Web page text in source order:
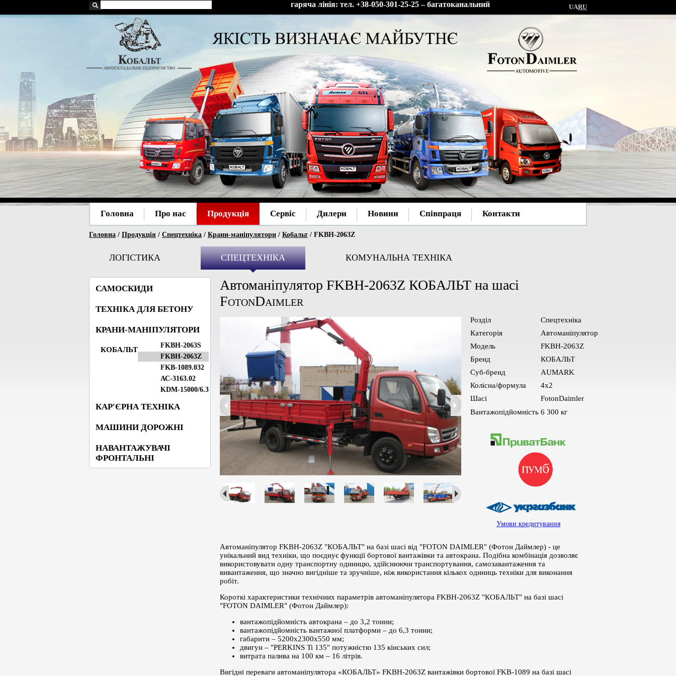
гаряча лінія: тел. +38-050-301-25-25 – багатоканальний UARU
Головна Про нас Продукція Сервіс Дилери Новини Співпраця Контакти
Головна / Продукція / Спецтехніка / Крани-маніпулятори / Кобальт / FKBH-2063Z
ЛОГІСТИКА СПЕЦТЕХНІКА КОМУНАЛЬНА ТЕХНІКА
САМОСКИДИ
ТЕХНІКА ДЛЯ БЕТОНУ
КРАНИ-МАНІПУЛЯТОРИ
КОБАЛЬТ
FKBН-2063S
FKBH-2063Z
FKB-1089.032
АС-3163.02
KDM-15000/6.3
КАР'ЄРНА ТЕХНІКА
МАШИНИ ДОРОЖНІ
НАВАНТАЖУВАЧІ
ФРОНТАЛЬНІ
Автоманіпулятор FKBH-2063Z КОБАЛЬТ на шасі
FOTONDAIMLER
Розділ
Спецтехніка
Категорія
Автоманіпулятор
Модель
FKBH-2063Z
Бренд
КОБАЛЬТ
Суб-бренд
AUMARK
Колiсна/формула
4х2
Шасі
FotonDaimler
Вантажопідйомність 6 300 кг
Умови кредитування
Автоманіпулятор FKBН-2063Z "КОБАЛЬТ" на базі шасі від "FOTON DAIMLER" (Фотон Даймлер) - це
унікальний вид техніки, що поєднує функції бортової вантажівки та автокрана. Подібна комбінація дозволяє
використовувати одну транспортну одиницю, здійснюючи транспортування, самозавантаження та
вивантаження, що значно вигідніше та зручніше, ніж використання кількох одиниць техніки для виконання
робіт.
Короткі характеристики технічних параметрів автоманіпулятора FKBН-2063Z "КОБАЛЬТ" на базі шасі
"FOTON DAIMLER" (Фотон Даймлер):
вантажопідйомність автокрана – до 3,2 тонни;
вантажопідйомність вантажної платформи – до 6,3 тонни;
габарити – 5200х2300х550 мм;
двигун – "PERKINS Ti 135" потужністю 135 кінських сил;
витрата палива на 100 км – 16 літрів.
Вигідні переваги автоманіпулятора «КОБАЛЬТ» FKBН-2063Z вантажівки бортової FKB-1089 на базі шасі